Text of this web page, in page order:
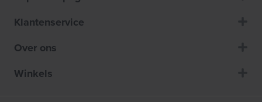
Klantenservice
Over ons
Winkels